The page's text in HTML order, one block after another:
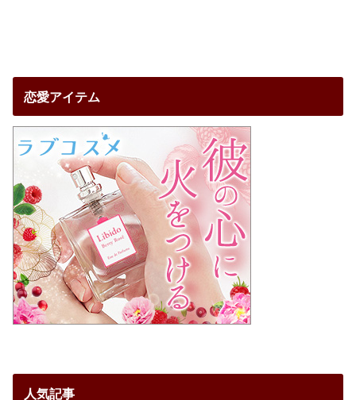
恋愛アイテム
人気記事